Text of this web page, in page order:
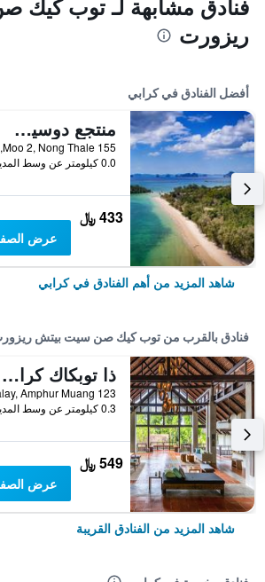
فنادق مشابهة لـ توب
ريزورت
أفضل الفنادق في كرابي
منتجع دوسيت ثاني كرابي بيتش
0.0 كيلومتر عن وسط المدينة
433 ﷼
عرض
شاهد المزيد من أهم الفنادق في كرابي
فنادق بالقرب من توب كيك صن سيت بيتش
ذا توبكاك كرابي بوتيك ريزورت
0.3 كيلومتر عن وسط المدينة
549 ﷼
عرض
شاهد المزيد من الفنادق القريبة